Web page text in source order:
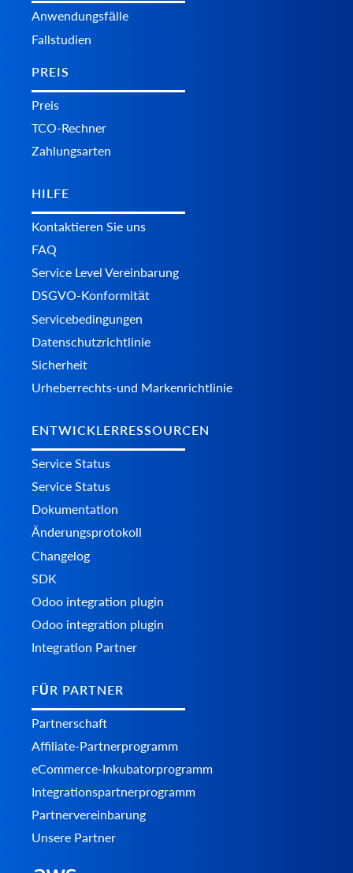
Anwendungsfälle
Fallstudien
PREIS
Preis
TCO-Rechner
Zahlungsarten
HILFE
Kontaktieren Sie uns
FAQ
Service Level Vereinbarung
DSGVO-Konformität
Servicebedingungen
Datenschutzrichtlinie
Sicherheit
Urheberrechts-und Markenrichtlinie
ENTWICKLERRESSOURCEN
Service Status
Service Status
Dokumentation
Änderungsprotokoll
Changelog
SDK
Odoo integration plugin
Odoo integration plugin
Integration Partner
FÜR PARTNER
Partnerschaft
Affiliate-Partnerprogramm
eCommerce-Inkubatorprogramm
Integrationspartnerprogramm
Partnervereinbarung
Unsere Partner